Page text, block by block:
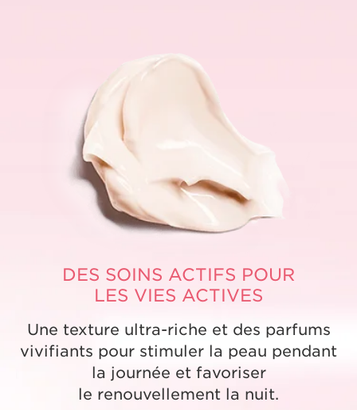
DES SOINS ACTIFS POUR
LES VIES ACTIVES
Une texture ultra-riche et des parfums
vivifiants pour stimuler la peau pendant
la journée et favoriser
le renouvellement la nuit.